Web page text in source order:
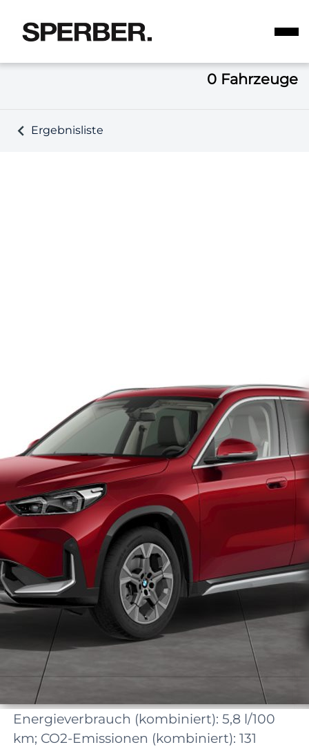
0 Fahrzeuge
Ergebnisliste
Energieverbrauch (kombiniert): 5,8 l/100
km; CO2-Emissionen (kombiniert): 131